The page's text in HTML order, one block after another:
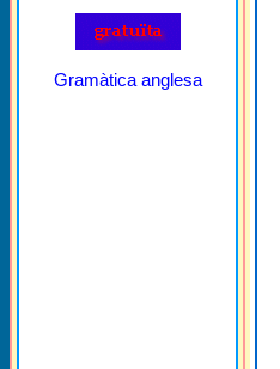
Gramàtica anglesa